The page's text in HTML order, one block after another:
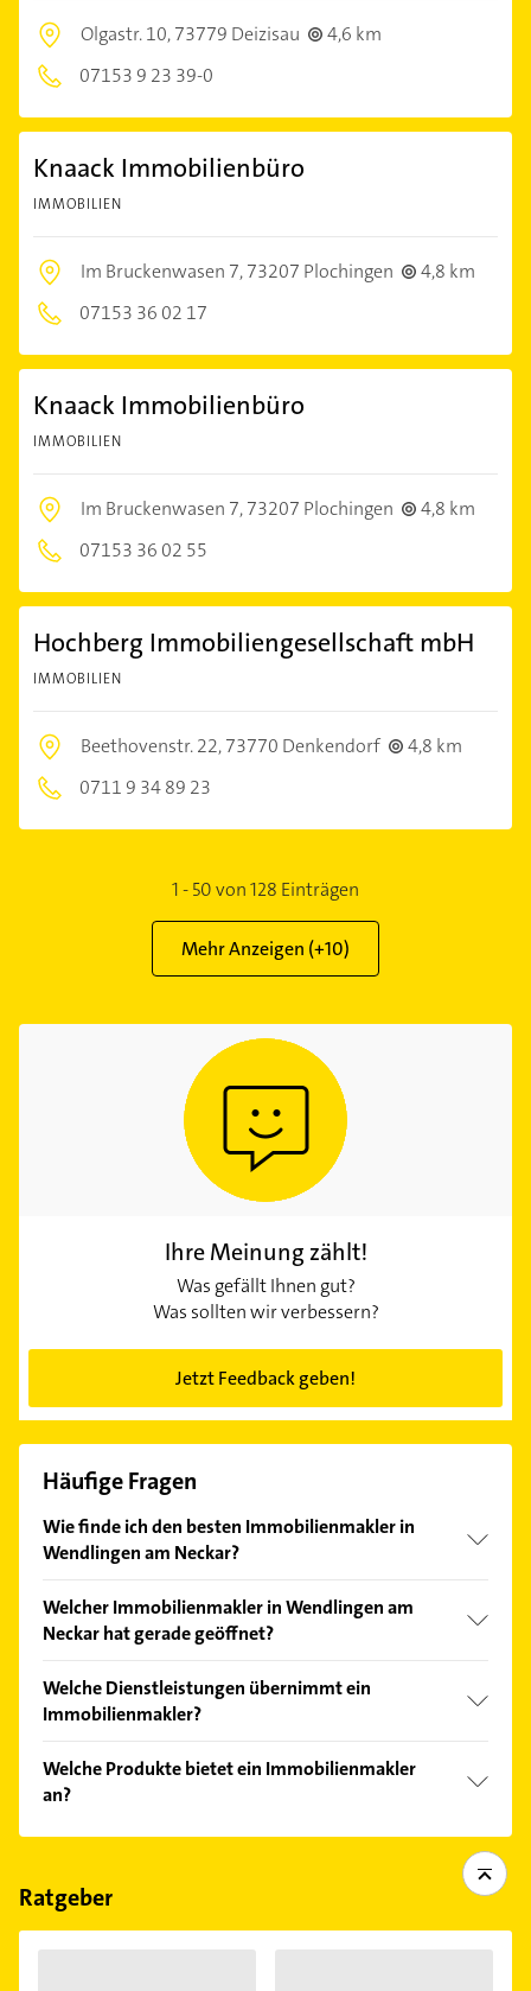
Olgastr. 10,73779 Deizisau
4,6 km
07153 9 23 39-0
Knaack Immobilienbüro
IMMOBILIEN
Im Bruckenwasen 7,73207 Plochingen
4,8 km
07153 36 02 17
Knaack Immobilienbüro
IMMOBILIEN
Im Bruckenwasen 7,73207 Plochingen
4,8 km
07153 36 02 55
Hochberg Immobiliengesellschaft mbH
IMMOBILIEN
Beethovenstr. 22,73770 Denkendorf
4,8 km
0711 9 34 89 23
1-50von128 Einträgen
Mehr Anzeigen (+10)
Ihre Meinung zählt!
Was gefällt Ihnen gut?
Was sollten wir verbessern?
Jetzt Feedback geben!
Häufige Fragen
Wie finde ich den besten Immobilienmakler in
Wendlingen am Neckar?
Kundenmeinungen und profitieren Sie von den
Empfehlungen. Die Suchergebnisse können Sie sich
Welcher Immobilienmakler in Wendlingen am
Neckar hat gerade geöffnet?
Bitte beachten Sie, dass diese an Sonn- und
Feiertagen abweichen können.
Welche Dienstleistungen übernimmt ein
Immobilienmakler?
Auslandszahlungsverkehr, Kreditwechsel, Online
Banking, Immobilienvermittlung und beratung.
Welche Produkte bietet ein Immobilienmakler
an?
Das Angebot umfasst unter anderem
Vorsorgen.
Ratgeber